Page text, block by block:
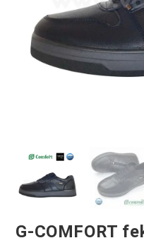
G-COMFORT